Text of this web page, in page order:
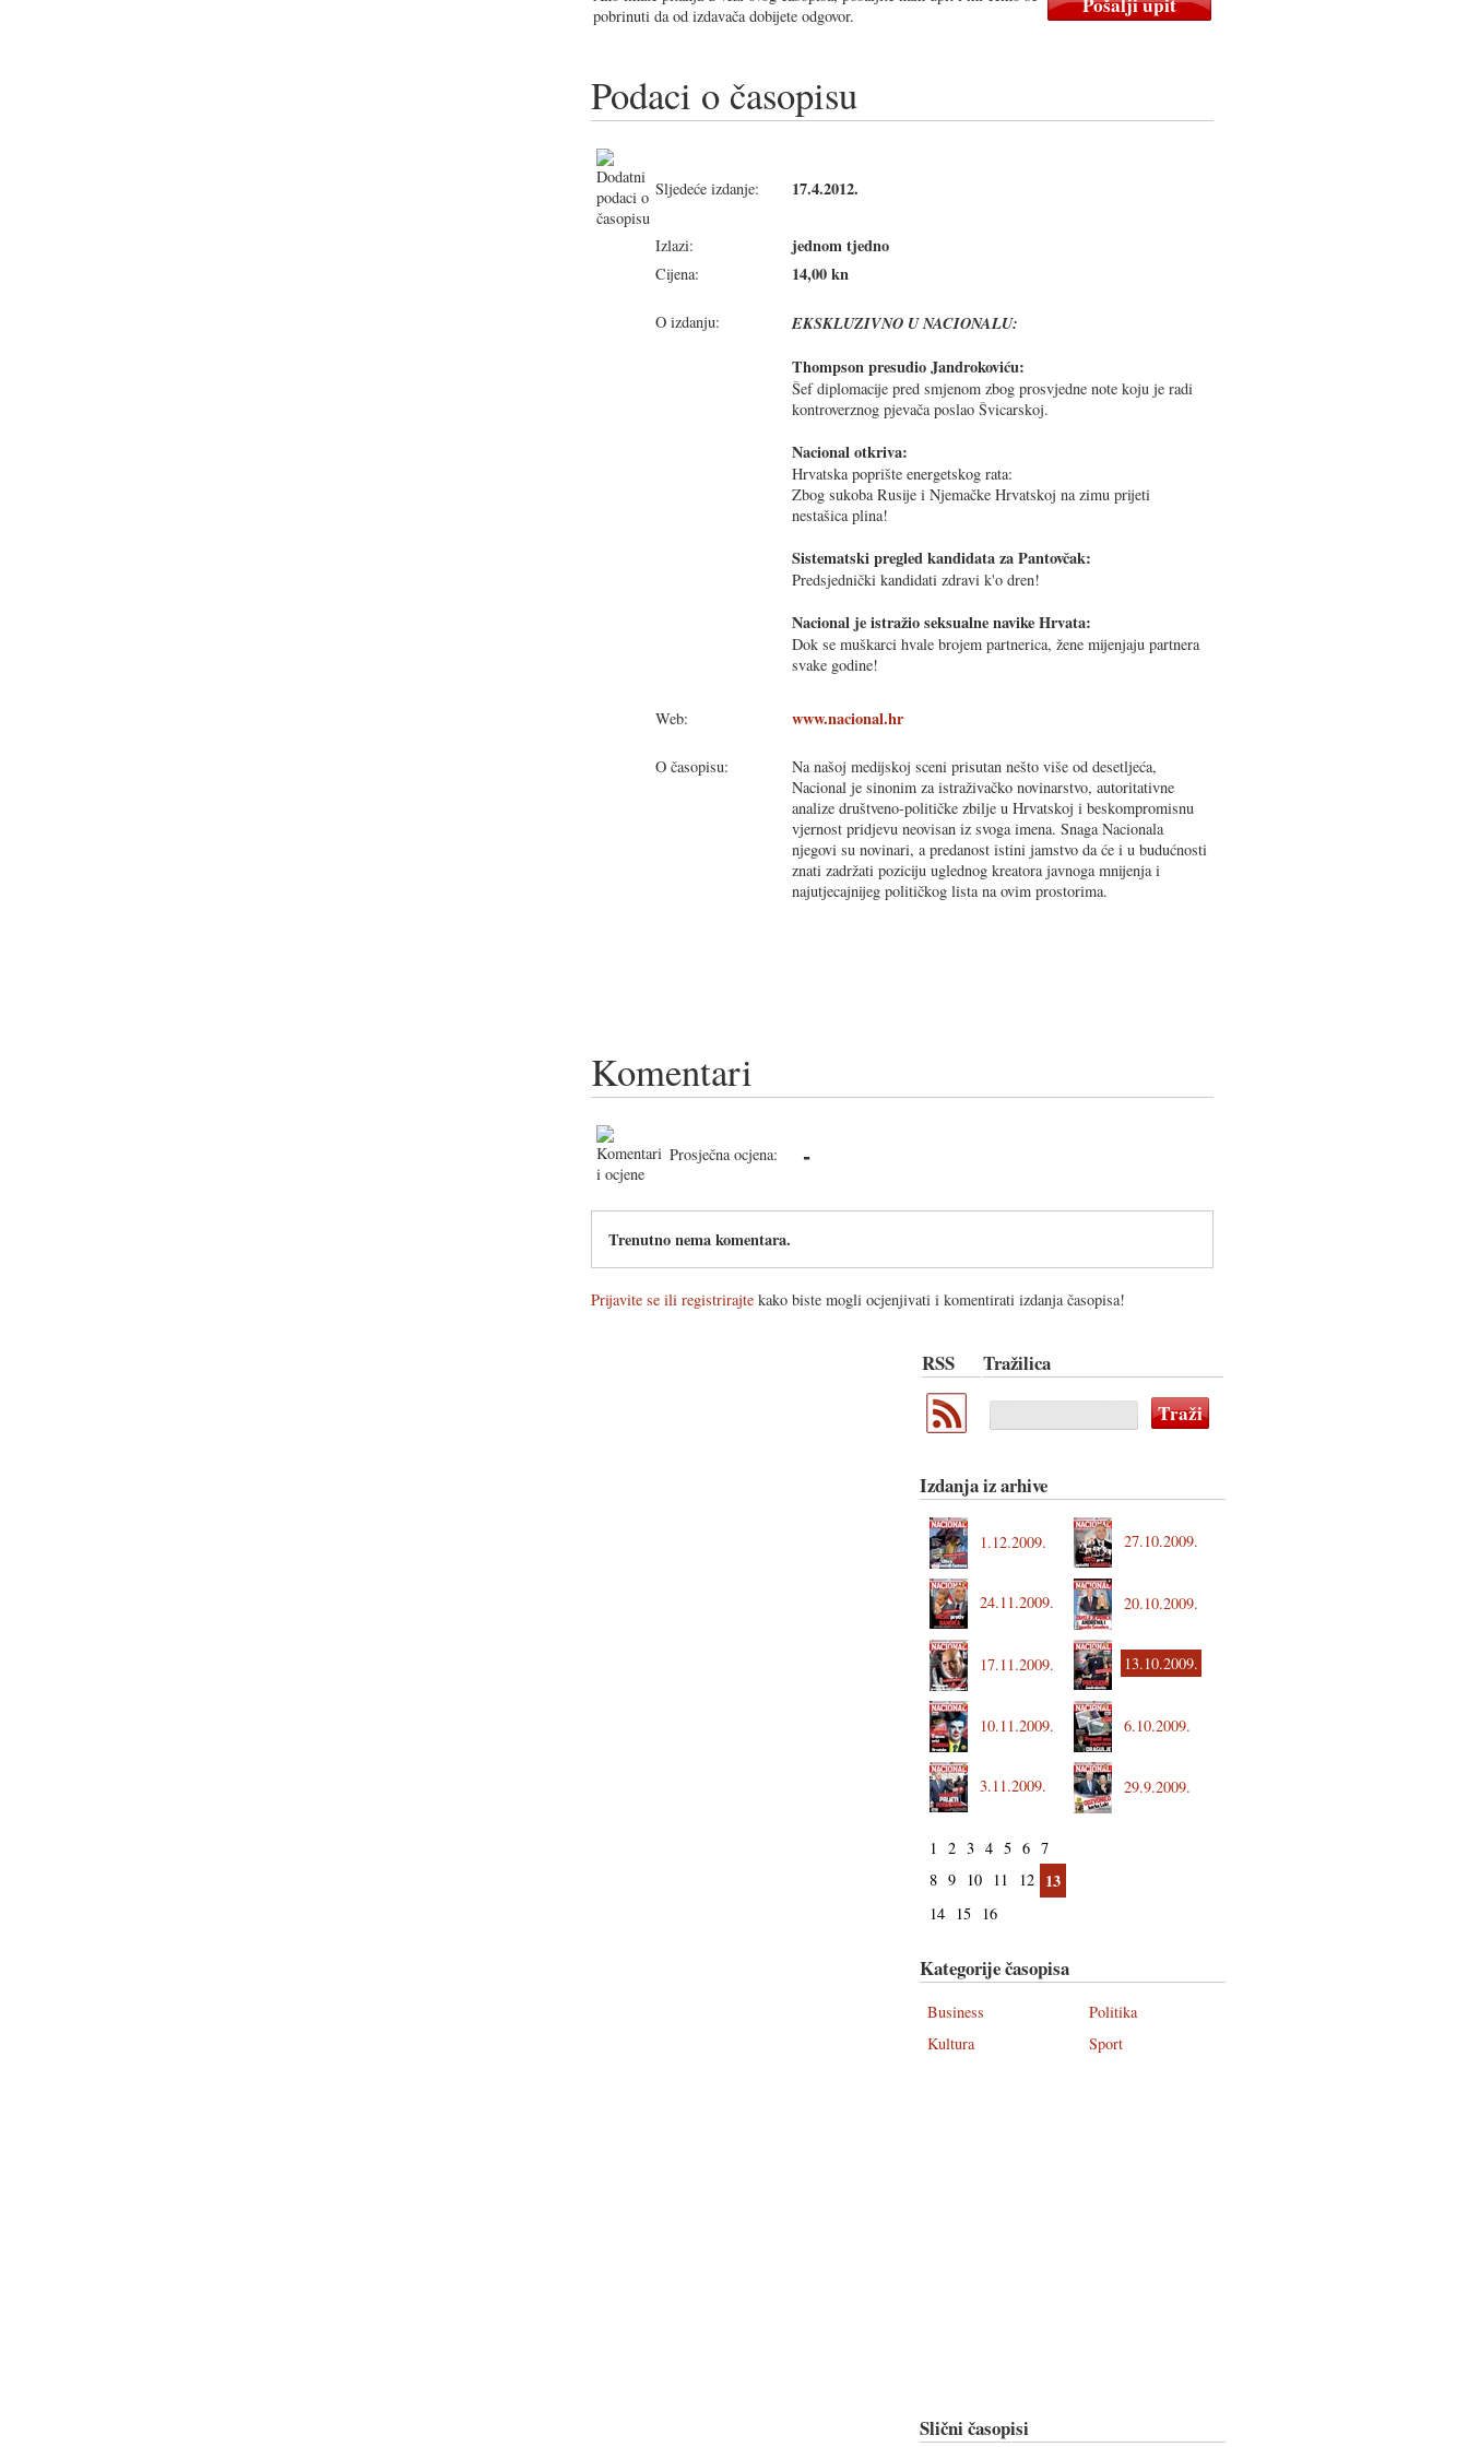
pobrinuti da od izdavača dobijete odgovor.
Podaci o časopisu
Sljedeće izdanje: 17.4.2012.
Izlazi: jednom tjedno
Cijena: 14,00 kn
O izdanju:
EKSKLUZIVNO U NACIONALU:
Thompson presudio Jandrokoviću:
Šef diplomacije pred smjenom zbog prosvjedne note koju je radi
kontroverznog pjevača poslao Švicarskoj.
Nacional otkriva:
Hrvatska poprište energetskog rata:
Zbog sukoba Rusije i Njemačke Hrvatskoj na zimu prijeti
nestašica plina!
Sistematski pregled kandidata za Pantovčak:
Predsjednički kandidati zdravi k'o dren!
Nacional je istražio seksualne navike Hrvata:
Dok se muškarci hvale brojem partnerica, žene mijenjaju partnera
svake godine!
Web: www.nacional.hr
O časopisu:
Na našoj medijskoj sceni prisutan nešto više od desetljeća,
Nacional je sinonim za istraživačko novinarstvo, autoritativne
analize društveno-političke zbilje u Hrvatskoj i beskompromisnu
vjernost pridjevu neovisan iz svoga imena. Snaga Nacionala
njegovi su novinari, a predanost istini jamstvo da će i u budućnosti
znati zadržati poziciju uglednog kreatora javnoga mnijenja i
najutjecajnijeg političkog lista na ovim prostorima.
Komentari
Prosječna ocjena: -
Trenutno nema komentara.
Prijavite se ili registrirajte kako biste mogli ocjenjivati i komentirati izdanja časopisa!
RSS Tražilica
Izdanja iz arhive
1.12.2009. 27.10.2009.
24.11.2009. 20.10.2009.
17.11.2009. 13.10.2009.
10.11.2009. 6.10.2009.
3.11.2009. 29.9.2009.
1 2 3 4 5 6 7
8 9 10 11 12 13
14 15 16
Kategorije časopisa
Business
Kultura
Politika
Sport
Slični časopisi